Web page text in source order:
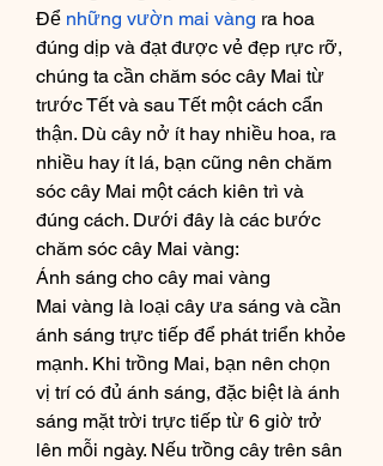
Để những vườn mai vàng ra hoa
đúng dịp và đạt được vẻ đẹp rực rỡ,
chúng ta cần chăm sóc cây Mai từ
trước Tết và sau Tết một cách cẩn
thận. Dù cây nở ít hay nhiều hoa, ra
nhiều hay ít lá, bạn cũng nên chăm
sóc cây Mai một cách kiên trì và
đúng cách. Dưới đây là các bước
chăm sóc cây Mai vàng:
Ánh sáng cho cây mai vàng
Mai vàng là loại cây ưa sáng và cần
ánh sáng trực tiếp để phát triển khỏe
mạnh. Khi trồng Mai, bạn nên chọn
vị trí có đủ ánh sáng, đặc biệt là ánh
sáng mặt trời trực tiếp từ 6 giờ trở
lên mỗi ngày. Nếu trồng cây trên sân